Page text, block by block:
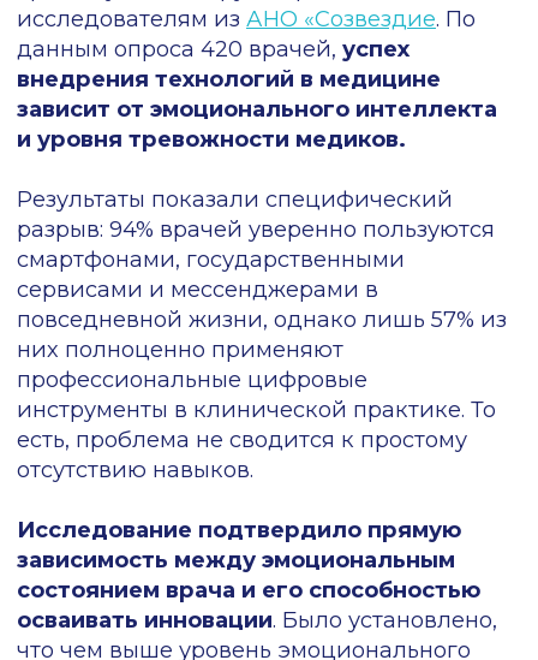
В таких случаях помогает системная
работа по КЭР, наличие обратной связи и
детальное обсуждение: в случае с
проверкой протоколов можно совместно
разобрать спорные моменты. В
большинстве случаев удается
аргументированно объяснить позицию
клиники и врачей-экспертов, а врач
обучение и возможность быстро получить
обратную связь, если что-то кажется
неправильным или непонятным.
В случаях с внедрением СППВР, которые
помогают следовать исполнению
клинических рекомендаций, проблема с
ложной уверенностью стоит особенно
Количество клинических
рекомендаций постоянно растет,
запомнить их все невозможно, и для
соблюдения стандартов врачу
приходится постоянно заходить на сайты
рубрикаторов или придумывать другие
Многие врачи убеждены, что знают все
без подсказок и не хотят менять
привычный паттерн поведения. Но
практика показывает, что если начать
проверять знания врача, то быстро
выяснится, что далеко не все помнят